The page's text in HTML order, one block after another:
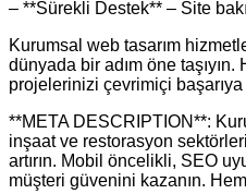
– **Sürekli Destek** – Site
Kurumsal web tasarım
dünyada bir adım öne
projelerinizi çevrimiçi
**META DESCRIPTION**:
inşaat ve restorasyon
artırın. Mobil öncelikli, SEO
müşteri güvenini kazanın.